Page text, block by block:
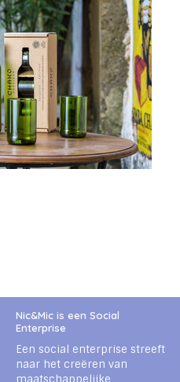
Nic&Mic is een Social
Enterprise
Een social enterprise streeft
naar het creëren van
maatschappelijke